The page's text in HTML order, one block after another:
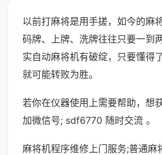
以前打麻将是用手搓，如今的麻
码牌、上牌、洗牌往往只要一到
实自动麻将机有破绽，只要懂得
就可能转败为胜。
若你在仪器使用上需要帮助，想
加微信号; sdf6770 随时交流 。
麻将机程序维修上门服务;普通麻